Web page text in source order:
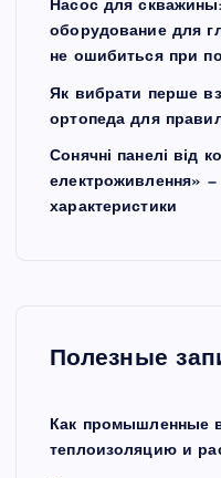
Насос для
оборудование для
не ошибиться при
Як вибрати перше
ортопеда для
Сонячні панелі від
електроживлення» —
характеристики
Полезные
Как промышленные
теплоизоляцию и